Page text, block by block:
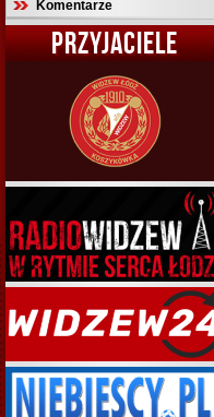
Komentarze
PRZYJACIELE